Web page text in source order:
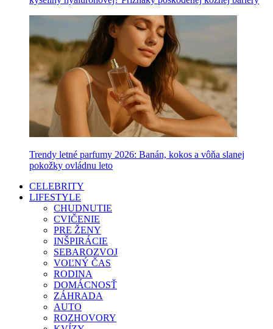
Trendy letné parfumy 2026: Banán, kokos a vôňa slanej
pokožky ovládnu leto
CELEBRITY
LIFESTYLE
CHUDNUTIE
CVIČENIE
PRE ŽENY
INŠPIRÁCIE
SEBAROZVOJ
VOĽNÝ ČAS
RODINA
DOMÁCNOSŤ
ZÁHRADA
AUTO
ROZHOVORY